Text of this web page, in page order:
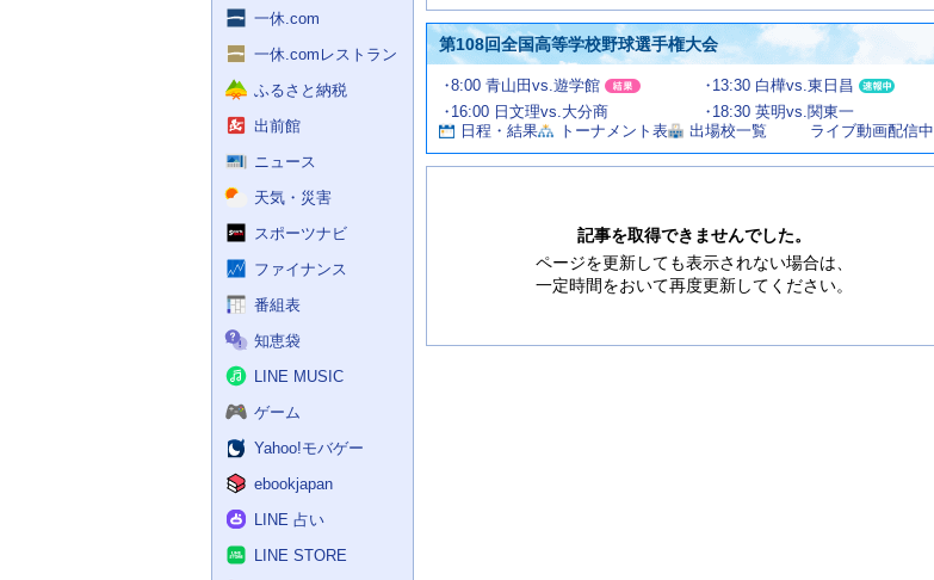
一休.com
一休.comレストラン
ふるさと納税
出前館
ニュース
天気・災害
スポーツナビ
ファイナンス
番組表
知恵袋
LINE MUSIC
ゲーム
Yahoo!モバゲー
ebookjapan
LINE 占い
LINE STORE
第108回全国高等学校野球選手権大会
試
合
情
報
8:00 青山田vs.遊学館
13:30 白樺vs.東日昌
16:00 日文理vs.大分商
18:30 英明vs.関東一
日程・結果
トーナメント表 出場校一覧 ライブ動画配信中
お
す
記事を取得できませんでした。
ページを更新しても表示されない場合は、
一定時間をおいて再度更新してください。